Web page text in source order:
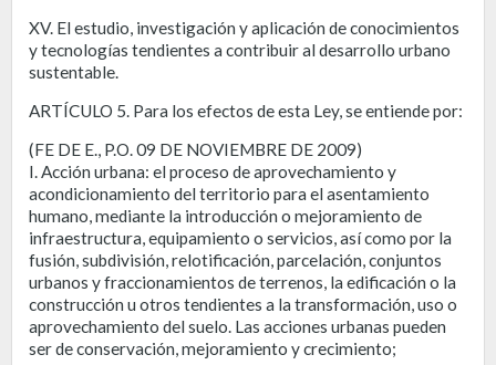
XV. El estudio, investigación y aplicación de conocimientos
y tecnologías tendientes a contribuir al desarrollo urbano
sustentable.
ARTÍCULO 5. Para los efectos de esta Ley, se entiende por:
(FE DE E., P.O. 09 DE NOVIEMBRE DE 2009)
I. Acción urbana: el proceso de aprovechamiento y
acondicionamiento del territorio para el asentamiento
humano, mediante la introducción o mejoramiento de
infraestructura, equipamiento o servicios, así como por la
fusión, subdivisión, relotificación, parcelación, conjuntos
urbanos y fraccionamientos de terrenos, la edificación o la
construcción u otros tendientes a la transformación, uso o
aprovechamiento del suelo. Las acciones urbanas pueden
ser de conservación, mejoramiento y crecimiento;